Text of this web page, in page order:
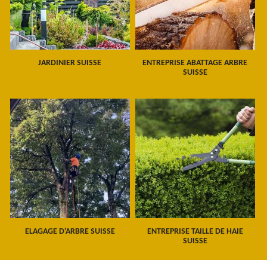
JARDINIER SUISSE
ENTREPRISE ABATTAGE ARBRE
SUISSE
ELAGAGE D'ARBRE SUISSE
ENTREPRISE TAILLE DE HAIE
SUISSE